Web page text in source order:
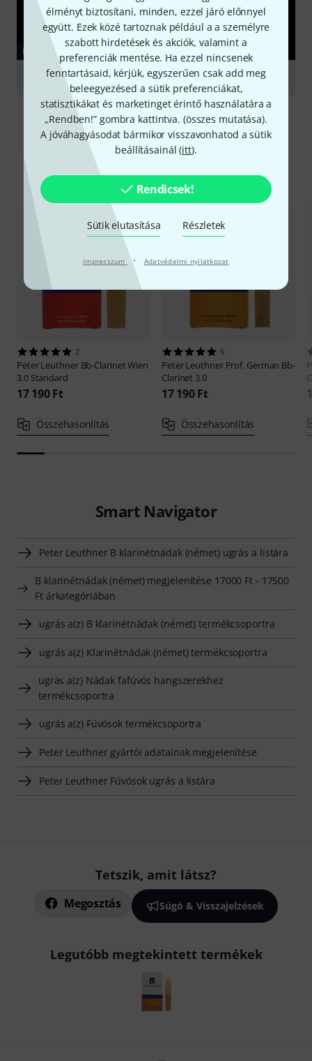
élményt biztosítani, minden, ezzel járó előnnyel
együtt. Ezek közé tartoznak például a a személyre
szabott hirdetések és akciók, valamint a
preferenciák mentése. Ha ezzel nincsenek
fenntartásaid, kérjük, egyszerűen csak add meg
beleegyezésed a sütik preferenciákat,
statisztikákat és marketinget érintő használatára a
„Rendben!” gombra kattintva. (összes mutatása).
A jóváhagyásodat bármikor visszavonhatod a sütik
beállításainál (itt).
Rendicsek!
Sütik elutasítása Részletek
Impresszum · Adatvédelmi nyilatkozat
KALAUZ
Clarinets
Alternatívák összevetése
2
Peter Leuthner Bb-Clarinet Wien
3.0 Standard
17 190 Ft
Összehasonlítás
5
Peter Leuthner Prof. German Bb-
Clarinet 3.0
17 190 Ft
Összehasonlítás
Smart Navigator
Peter Leuthner B klarinétnádak (német) ugrás a listára
B klarinétnádak (német) megjelenítése 17000 Ft - 17500
Ft árkategóriában
ugrás a(z) B klarinétnádak (német) termékcsoportra
ugrás a(z) Klarinétnádak (német) termékcsoportra
ugrás a(z) Nádak fafúvós hangszerekhez
termékcsoportra
ugrás a(z) Fúvósok termékcsoportra
Peter Leuthner gyártói adatainak megjelenítése
Peter Leuthner Fúvósok ugrás a listára
Tetszik, amit látsz?
Megosztás Súgó & Visszajelzések
Legutóbb megtekintett termékek